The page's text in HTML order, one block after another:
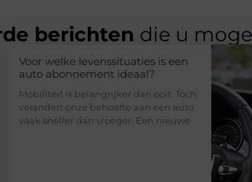
berichten die u
Voor welke levenssituaties is een
auto abonnement ideaal?
Mobiliteit is belangrijker dan ooit. Toch
verandert onze behoefte aan een auto
vaak sneller dan vroeger. Een nieuwe